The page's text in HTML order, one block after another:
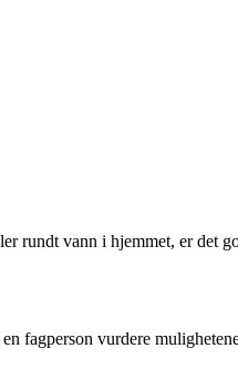
rundt vann i hjemmet, er det
fagperson vurdere